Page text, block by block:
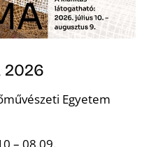
2026
Egyetem
– 08.09.